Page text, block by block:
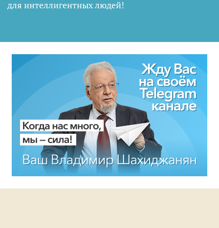
для интеллигентных людей!